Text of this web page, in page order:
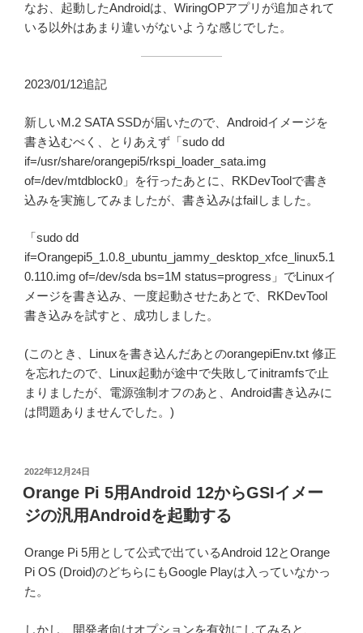
なお、起動したAndroidは、WiringOPアプリが追加されて
いる以外はあまり違いがないような感じでした。
2023/01/12追記
新しいM.2 SATA SSDが届いたので、Androidイメージを
書き込むべく、とりあえず「sudo dd
if=/usr/share/orangepi5/rkspi_loader_sata.img
of=/dev/mtdblock0」を行ったあとに、RKDevToolで書き
込みを実施してみましたが、書き込みはfailしました。
「sudo dd
if=Orangepi5_1.0.8_ubuntu_jammy_desktop_xfce_linux5.1
0.110.img of=/dev/sda bs=1M status=progress」でLinuxイ
メージを書き込み、一度起動させたあとで、RKDevTool
書き込みを試すと、成功しました。
(このとき、Linuxを書き込んだあとのorangepiEnv.txt 修正
を忘れたので、Linux起動が途中で失敗してinitramfsで止
まりましたが、電源強制オフのあと、Android書き込みに
は問題ありませんでした。)
投
稿
日:
2022年12月24日
Orange Pi 5用Android 12からGSIイメー
ジの汎用Androidを起動する
Orange Pi 5用として公式で出ているAndroid 12とOrange
Pi OS (Droid)のどちらにもGoogle Playは入っていなかっ
た。
しかし、開発者向けオプションを有効にしてみると、